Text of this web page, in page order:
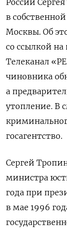
России
в
Москвы. Об
со ссылкой
Телеканал
чиновника
а
утопление. В
госагентство.
Сергей
министра
года при
в мае 1996